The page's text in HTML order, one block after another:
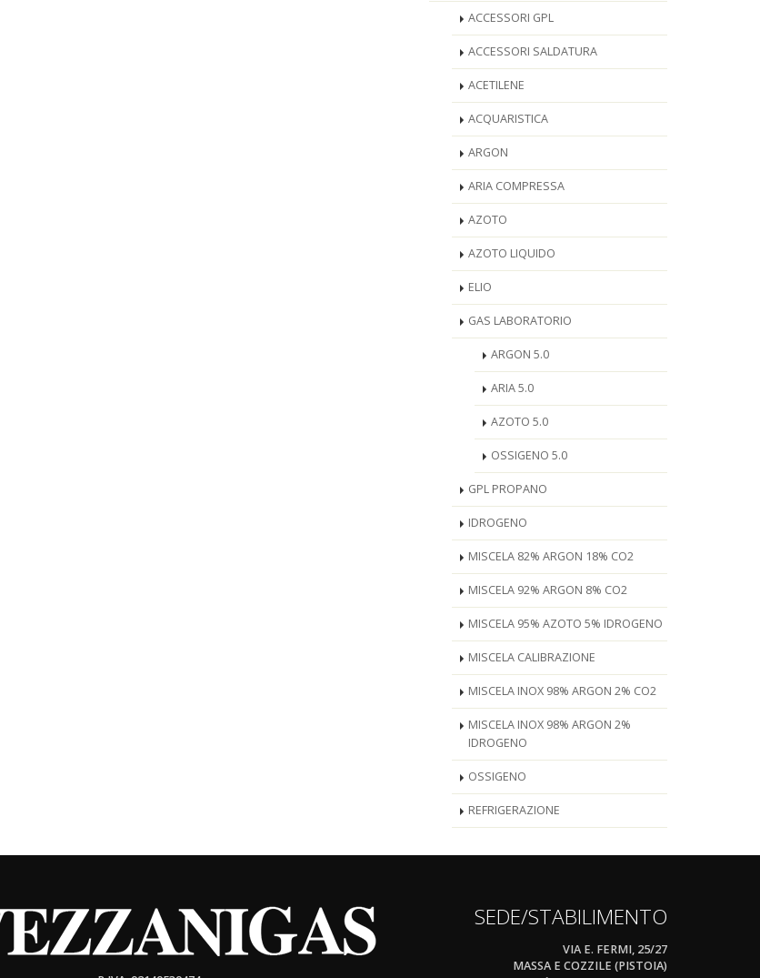
ACCESSORI GPL
ACCESSORI SALDATURA
ACETILENE
ACQUARISTICA
ARGON
ARIA COMPRESSA
AZOTO
AZOTO LIQUIDO
ELIO
GAS LABORATORIO
ARGON 5.0
ARIA 5.0
AZOTO 5.0
OSSIGENO 5.0
GPL PROPANO
IDROGENO
MISCELA 82% ARGON 18% CO2
MISCELA 92% ARGON 8% CO2
MISCELA 95% AZOTO 5% IDROGENO
MISCELA CALIBRAZIONE
MISCELA INOX 98% ARGON 2% CO2
MISCELA INOX 98% ARGON 2%
IDROGENO
OSSIGENO
REFRIGERAZIONE
SEDE/STABILIMENTO
VIA E. FERMI, 25/27
MASSA E COZZILE (PISTOIA)